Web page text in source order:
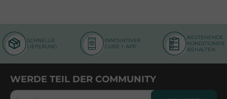
SCHNELLE
LIEFERUNG
INNOVATIVER
CUBE + APP
BESTEHENDE
KONDITIONEN
BEHALTEN
WERDE TEIL DER COMMUNITY
E-Mail